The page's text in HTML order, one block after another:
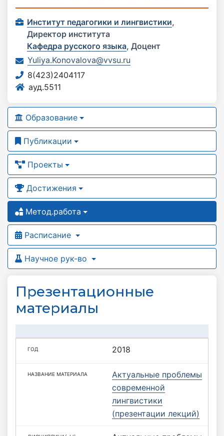
Институт педагогики и лингвистики,
Директор института
Кафедра русского языка, Доцент
Yuliya.Konovalova@vvsu.ru
8(423)2404117
ауд.5511
Образование
Публикации
Проекты
Достижения
Метод.работа
Расписание
Научное рук-во
Презентационные
материалы
2018
Актуальные проблемы
современной
лингвистики
(презентации лекций)